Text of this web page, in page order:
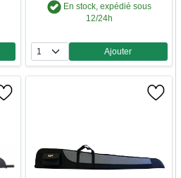
En stock, expédié sous
12/24h
Quantité
Ajouter